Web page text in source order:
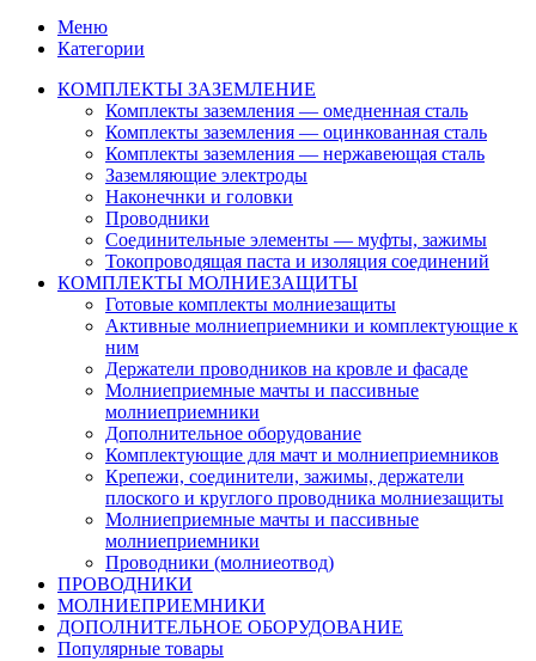
Меню
Категории
КОМПЛЕКТЫ ЗАЗЕМЛЕНИЕ
Комплекты заземления — омедненная сталь
Комплекты заземления — оцинкованная сталь
Комплекты заземления — нержавеющая сталь
Заземляющие электроды
Наконечнки и головки
Проводники
Соединительные элементы — муфты, зажимы
Токопроводящая паста и изоляция соединений
КОМПЛЕКТЫ МОЛНИЕЗАЩИТЫ
Готовые комплекты молниезащиты
Активные молниеприемники и комплектующие к
ним
Держатели проводников на кровле и фасаде
Молниеприемные мачты и пассивные
молниеприемники
Дополнительное оборудование
Комплектующие для мачт и молниеприемников
Крепежи, соединители, зажимы, держатели
плоского и круглого проводника молниезащиты
Молниеприемные мачты и пассивные
молниеприемники
Проводники (молниеотвод)
ПРОВОДНИКИ
МОЛНИЕПРИЕМНИКИ
ДОПОЛНИТЕЛЬНОЕ ОБОРУДОВАНИЕ
Популярные товары